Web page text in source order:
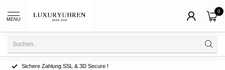
MENU
0
Sichere Zahlung SSL & 3D Secure !